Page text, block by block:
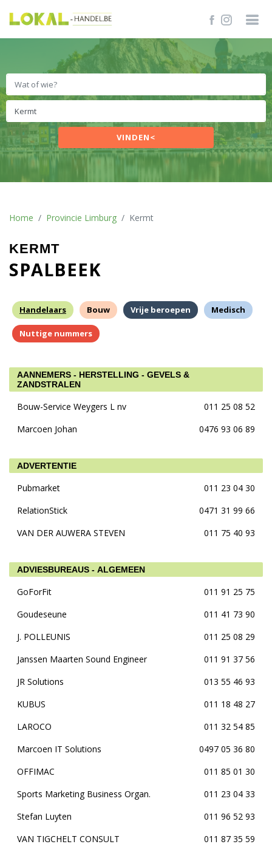
VINDEN<
Home Provincie Limburg Kermt
KERMT
SPALBEEK
Handelaars Bouw Vrije beroepen Medisch
Nuttige nummers
AANNEMERS - HERSTELLING - GEVELS &
ZANDSTRALEN
Bouw-Service Weygers L nv
011 25 08 52
Marcoen Johan
0476 93 06 89
ADVERTENTIE
Pubmarket
011 23 04 30
RelationStick
0471 31 99 66
VAN DER AUWERA STEVEN
011 75 40 93
ADVIESBUREAUS - ALGEMEEN
GoForFit
011 91 25 75
Goudeseune
011 41 73 90
J. POLLEUNIS
011 25 08 29
Janssen Maarten Sound Engineer
011 91 37 56
JR Solutions
013 55 46 93
KUBUS
011 18 48 27
LAROCO
011 32 54 85
Marcoen IT Solutions
0497 05 36 80
OFFIMAC
011 85 01 30
Sports Marketing Business Organ.
011 23 04 33
Stefan Luyten
011 96 52 93
VAN TIGCHELT CONSULT
011 87 35 59